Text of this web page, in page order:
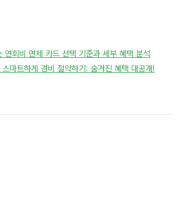
연회비 면제 카드 선택 기준과 세부 혜택 분석
마트하게 경비 절약하기: 숨겨진 혜택 대공개!